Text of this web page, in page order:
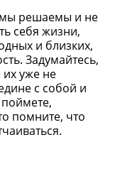
решаемы и не
себя жизни,
и близких,
Задумайтесь,
их уже не
с собой и
помните, что